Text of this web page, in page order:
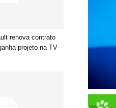
renova contrato
projeto na TV